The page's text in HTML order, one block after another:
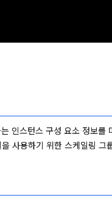
인스턴스 구성 요소 정보
사용하기 위한 스케일링 그